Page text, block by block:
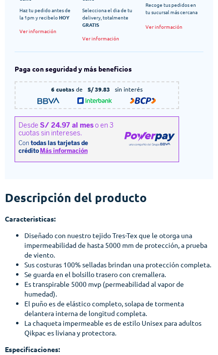
Haz tu pedido antes de
la 1pm y recibeloHOY
Ver información
Selecciona el dia de tu
delivery, totalmente
GRATIS
Ver información
Recoge tus pedidos en
tu sucursal más cercana
Ver información
Paga con seguridad y más beneficios
6 cuotasde S/ 39.83 sin interés
Descripción del producto
Caracteristicas:
Diseñado con nuestro tejido Tres-Tex que le otorga una
impermeabilidad de hasta 5000 mm de protección, a prueba
de viento.
Sus costuras 100% selladas brindan una protección completa.
Se guarda en el bolsillo trasero con cremallera.
Es transpirable 5000 mvp (permeabilidad al vapor de
humedad).
El puño es de elástico completo, solapa de tormenta
delantera interna de longitud completa.
La chaqueta impermeable es de estilo Unisex para adultos
Qikpac es liviana y protectora.
Especificaciones: